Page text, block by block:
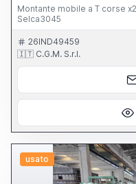
Montante mobile a T corse
Selca3045
26IND49459
🇮🇹 C.G.M. S.r.l.
usato